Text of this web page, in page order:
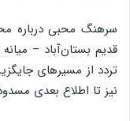
سرهنگ محبی درباره
قدیم بستان‌آباد –
تردد از مسیرهای
نیز تا اطلاع بعدی